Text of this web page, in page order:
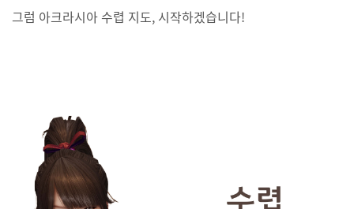
그럼 아크라시아 수렵 지도, 시작하겠습니다!